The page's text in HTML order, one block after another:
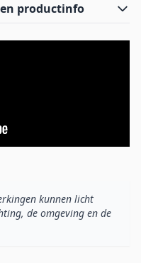
productinfo
kunnen licht
de omgeving en de